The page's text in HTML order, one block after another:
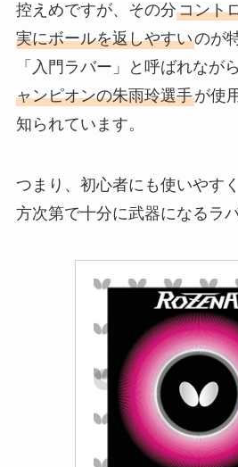
控えめですが、その分コント
実にボールを返しやすいのが
「入門ラバー」と呼ばれなが
ャンピオンの朱雨玲選手が使
知られています。
つまり、初心者にも使いやす
方次第で十分に武器になるラバ